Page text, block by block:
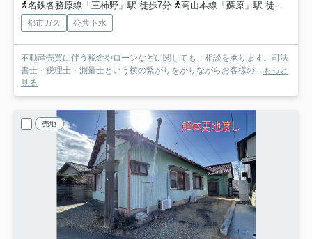
名鉄各務原線「三柿野」駅 徒歩7分
高山本線「蘇原」駅 徒歩10分
都市ガス 公共下水
不動産売買に伴う税金やローンなどに関しても、相談を承ります。司法
書士・税理士・測量士という横の繋がりをかりながらお客様の... もっと
見る
売地